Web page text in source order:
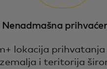
Nenadmašna
lokacija prihvatanja
i teritorija